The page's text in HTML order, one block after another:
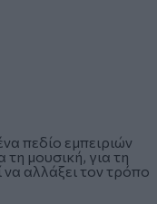
πεδίο εμπειριών
μουσική, για τη
να αλλάξει τον τρόπο